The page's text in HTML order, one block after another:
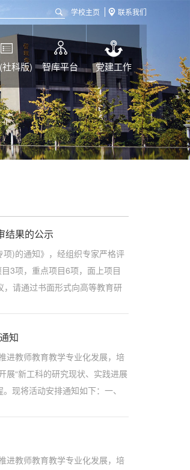
学校主页 联系我们
科版) 智库平台 党建工作
结果的公示
)的通知》，经组织专家严格评
3项，重点项目6项，面上项目
请通过书面形式向高等教育研
知
进教师教育教学专业化发展，培
展“新工科的研究现状、实践进展
现将活动安排通知如下：一、
进教师教育教学专业化发展，培